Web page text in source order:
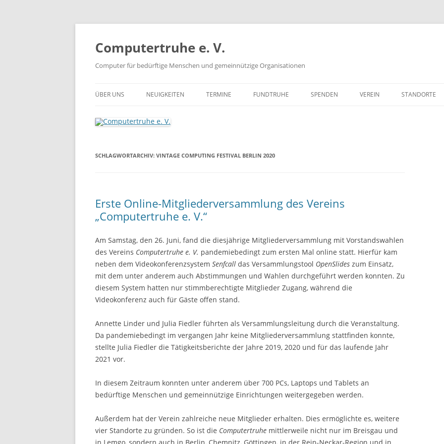
Zum
Computertruhe e. V.
Computer für bedürftige Menschen und gemeinnützige Organisationen
ÜBER UNS NEUIGKEITEN TERMINE FUNDTRUHE SPENDEN VEREIN
WIE KANN ICH MITGLIED
PARTNER
PRESSE
CLOUD (NUR MITGLIEDER)
TICKETSYSTEM (NUR
STANDORTE
SCHLAGWORTARCHIV: VINTAGE COMPUTING FESTIVAL BERLIN 2020
Erste Online-Mitgliederversammlung des Vereins
„Computertruhe e. V.“
Am Samstag, den 26. Juni, fand die diesjährige Mitgliederversammlung mit Vorstandswahlen
des Vereins Computertruhe e. V. pandemiebedingt zum ersten Mal online statt. Hierfür kam
neben dem Videokonferenzsystem Senfcall das Versammlungstool OpenSlides zum Einsatz,
mit dem unter anderem auch Abstimmungen und Wahlen durchgeführt werden konnten. Zu
diesem System hatten nur stimmberechtigte Mitglieder Zugang, während die
Videokonferenz auch für Gäste offen stand.
Annette Linder und Julia Fiedler führten als Versammlungsleitung durch die Veranstaltung.
Da pandemiebedingt im vergangen Jahr keine Mitgliederversammlung stattfinden konnte,
stellte Julia Fiedler die Tätigkeitsberichte der Jahre 2019, 2020 und für das laufende Jahr
2021 vor.
In diesem Zeitraum konnten unter anderem über 700 PCs, Laptops und Tablets an
bedürftige Menschen und gemeinnützige Einrichtungen weitergegeben werden.
Außerdem hat der Verein zahlreiche neue Mitglieder erhalten. Dies ermöglichte es, weitere
vier Standorte zu gründen. So ist die Computertruhe mittlerweile nicht nur im Breisgau und